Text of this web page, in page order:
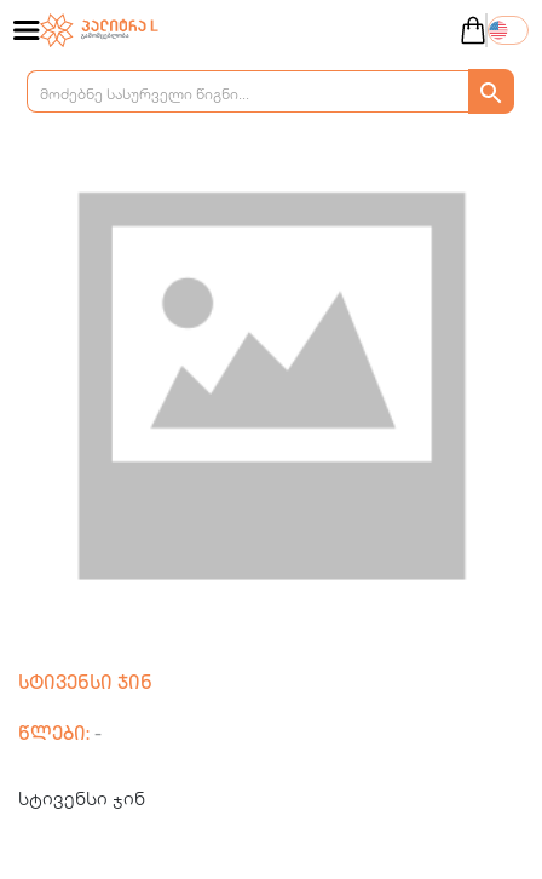
სტივენსი ჯინ
წლები: -
სტივენსი ჯინ